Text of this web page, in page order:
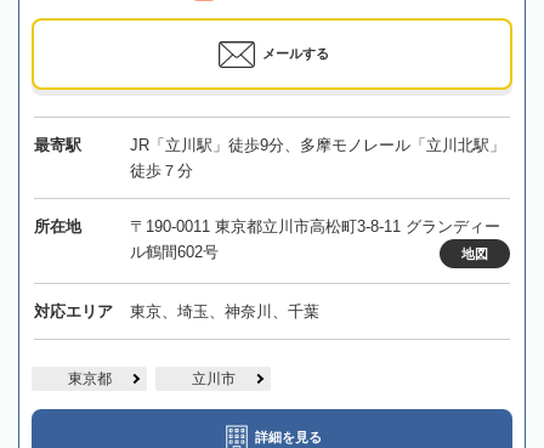
メールする
最寄駅
JR「立川駅」徒歩9分、多摩モノレール「立川北駅」
徒歩７分
所在地
〒190-0011 東京都立川市高松町3-8-11 グランディー
ル鶴間602号
地図
対応エリア 東京、埼玉、神奈川、千葉
東京都 立川市
詳細を見る